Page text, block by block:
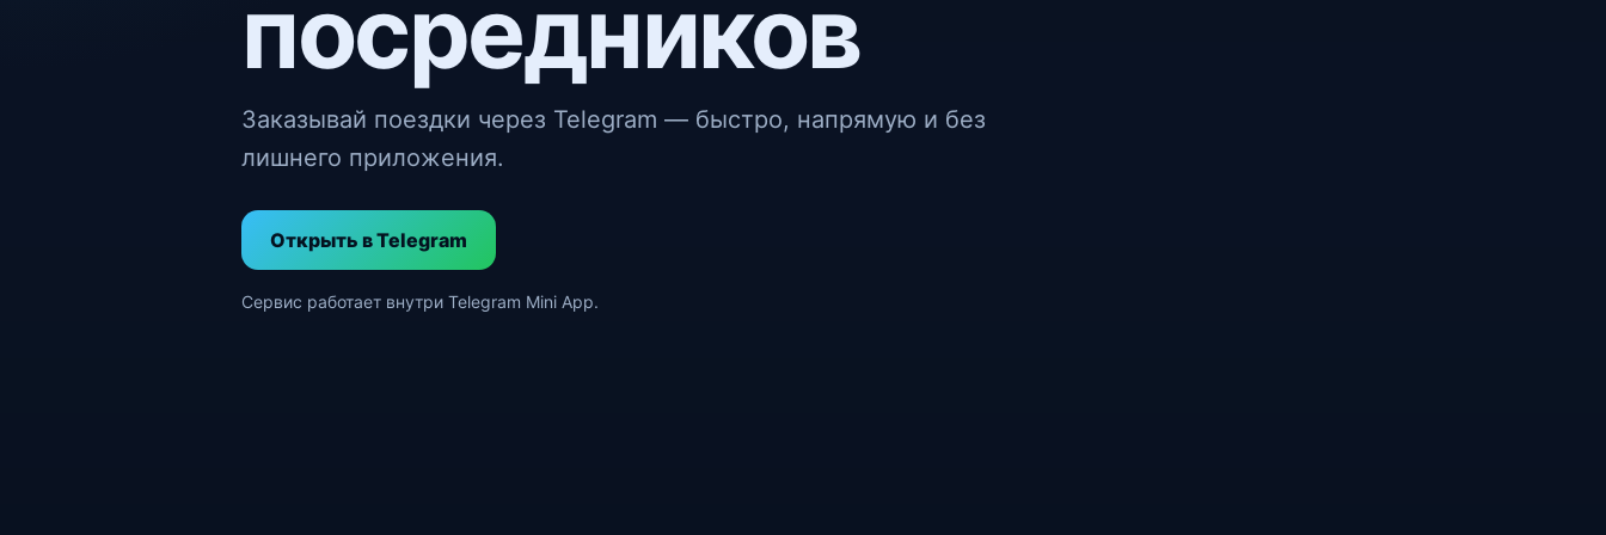
посредников
Заказывай поездки через Telegram — быстро, напрямую и без
лишнего приложения.
Открыть в Telegram
Сервис работает внутри Telegram Mini App.